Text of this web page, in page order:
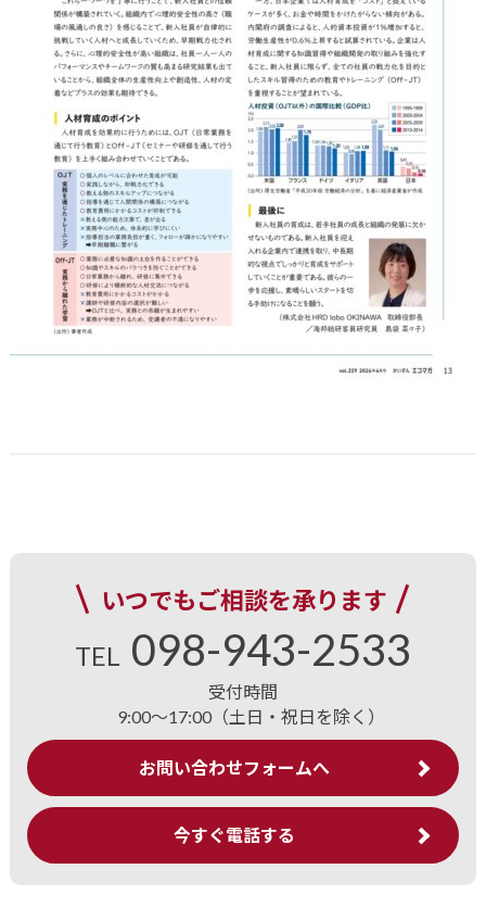
いつでもご相談を承ります
TEL 098-943-2533
受付時間
9:00～17:00（土日・祝日を除く）
お問い合わせフォームへ
今すぐ電話する